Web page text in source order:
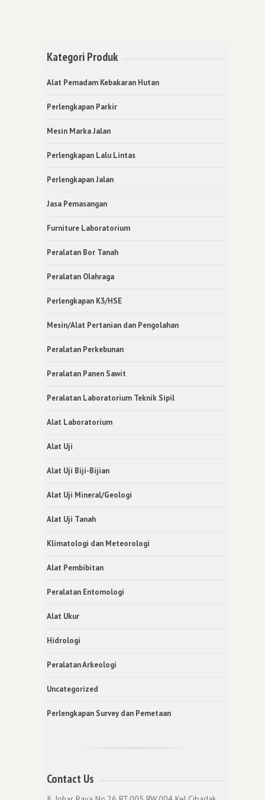
Kategori Produk
Alat Pemadam Kebakaran Hutan
Perlengkapan Parkir
Mesin Marka Jalan
Perlengkapan Lalu Lintas
Perlengkapan Jalan
Jasa Pemasangan
Furniture Laboratorium
Peralatan Bor Tanah
Peralatan Olahraga
Perlengkapan K3/HSE
Mesin/Alat Pertanian dan Pengolahan
Peralatan Perkebunan
Peralatan Panen Sawit
Peralatan Laboratorium Teknik Sipil
Alat Laboratorium
Alat Uji
Alat Uji Biji-Bijian
Alat Uji Mineral/Geologi
Alat Uji Tanah
Klimatologi dan Meteorologi
Alat Pembibitan
Peralatan Entomologi
Alat Ukur
Hidrologi
Peralatan Arkeologi
Uncategorized
Perlengkapan Survey dan Pemetaan
Contact Us